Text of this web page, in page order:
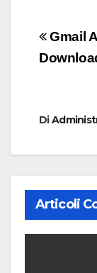
Gmail
Di
Articoli